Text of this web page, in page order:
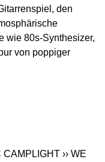
den
wie 80s-Synthesizer,
von poppiger
CAMPLIGHT ›› WE